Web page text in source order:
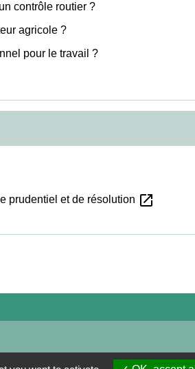
contrôle routier ?
agricole ?
pour le travail ?
prudentiel et de résolution open_in_new